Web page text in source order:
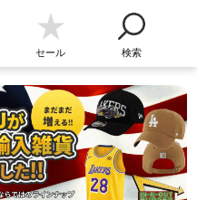
セール 検索